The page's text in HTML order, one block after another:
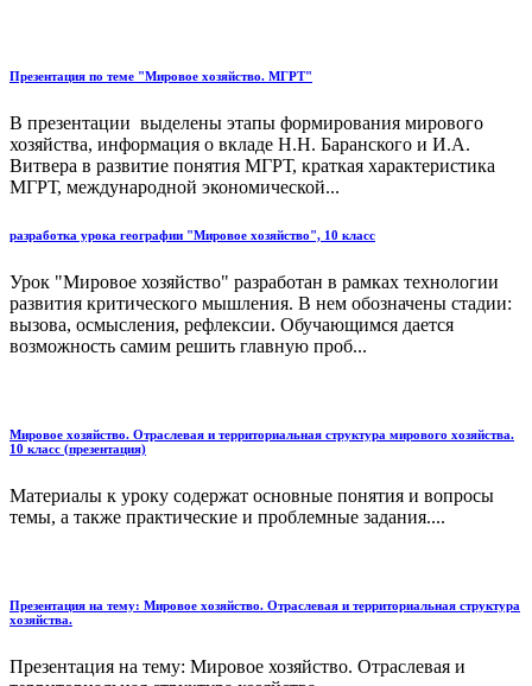
Презентация по теме "Мировое хозяйство. МГРТ"
В презентации выделены этапы формирования мирового
хозяйства, информация о вкладе Н.Н. Баранского и И.А.
Витвера в развитие понятия МГРТ, краткая характеристика
МГРТ, международной экономической...
разработка урока географии "Мировое хозяйство", 10 класс
Урок "Мировое хозяйство" разработан в рамках технологии
развития критического мышления. В нем обозначены стадии:
вызова, осмысления, рефлексии. Обучающимся дается
возможность самим решить главную проб...
Мировое хозяйство. Отраслевая и территориальная структура мирового хозяйства.
10 класс (презентация)
Материалы к уроку содержат основные понятия и вопросы
темы, а также практические и проблемные задания....
Презентация на тему: Мировое хозяйство. Отраслевая и территориальная структура
хозяйства.
Презентация на тему: Мировое хозяйство. Отраслевая и